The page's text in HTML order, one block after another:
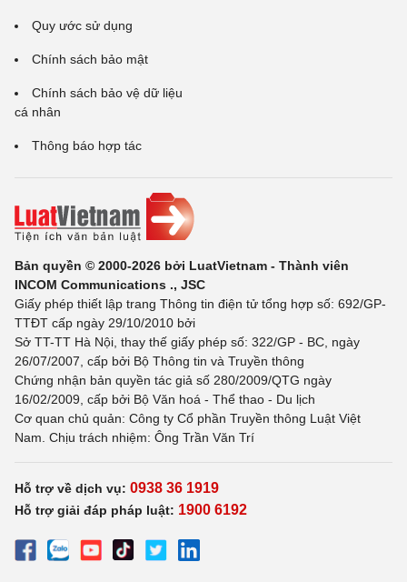
Quy ước sử dụng
Chính sách bảo mật
Chính sách bảo vệ dữ liệu
cá nhân
Thông báo hợp tác
Bản quyền © 2000-2026 bởi LuatVietnam - Thành viên
INCOM Communications ., JSC
Giấy phép thiết lập trang Thông tin điện tử tổng hợp số: 692/GP-
TTĐT cấp ngày 29/10/2010 bởi
Sở TT-TT Hà Nội, thay thế giấy phép số: 322/GP - BC, ngày
26/07/2007, cấp bởi Bộ Thông tin và Truyền thông
Chứng nhận bản quyền tác giả số 280/2009/QTG ngày
16/02/2009, cấp bởi Bộ Văn hoá - Thể thao - Du lịch
Cơ quan chủ quản: Công ty Cổ phần Truyền thông Luật Việt
Nam. Chịu trách nhiệm: Ông Trần Văn Trí
Hỗ trợ về dịch vụ: 0938 36 1919
Hỗ trợ giải đáp pháp luật: 1900 6192